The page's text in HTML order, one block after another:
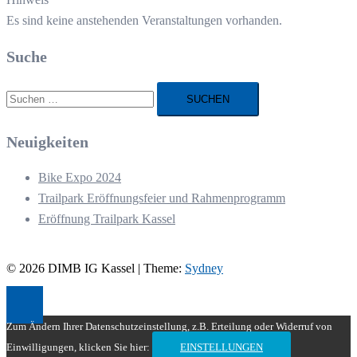
Es sind keine anstehenden Veranstaltungen vorhanden.
Suche
Suchen
nach:
Neuigkeiten
Bike Expo 2024
Trailpark Eröffnungsfeier und Rahmenprogramm
Eröffnung Trailpark Kassel
© 2026 DIMB IG Kassel | Theme: Sydney
Zum Ändern Ihrer Datenschutzeinstellung, z.B. Erteilung oder Widerruf von
Einwilligungen, klicken Sie hier:
EINSTELLUNGEN